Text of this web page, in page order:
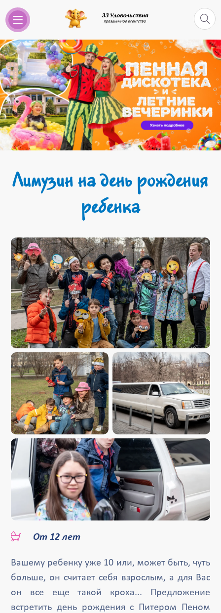
Лимузин на день рождения
ребенка
От 12 лет
Вашему ребенку уже 10 или, может быть, чуть
больше, он считает себя взрослым, а для Вас
он все еще такой кроха... Предложение
встретить день рождения с Питером Пеном